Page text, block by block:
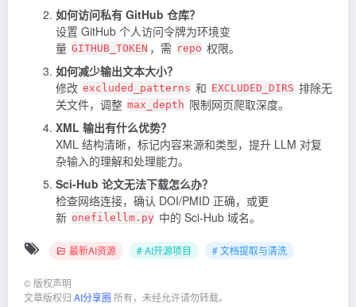
如何访问私有 GitHub 仓库？
设置 GitHub 个人访问令牌为环境变
量 GITHUB_TOKEN ，需 repo 权限。
如何减少输出文本大小？
修改 excluded_patterns 和 EXCLUDED_DIRS 排除无
关文件，调整 max_depth 限制网页爬取深度。
XML 输出有什么优势？
XML 结构清晰，标记内容来源和类型，提升 LLM 对复
杂输入的理解和处理能力。
Sci-Hub 论文无法下载怎么办？
检查网络连接，确认 DOI/PMID 正确，或更
新 onefilellm.py 中的 Sci-Hub 域名。
最新AI资源 # AI开源项目 # 文档提取与清洗
© 版权声明
文章版权归 AI分享圈 所有，未经允许请勿转载。